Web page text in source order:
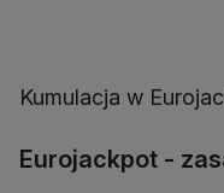
Kumulacja w
Eurojackpot -